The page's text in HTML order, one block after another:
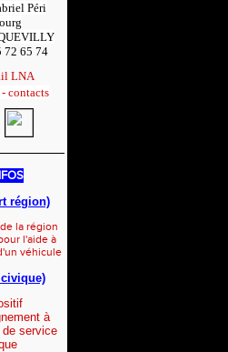
Péri
72 65 74
LNA
contacts1
région)
la région
l'aide à
véhicule
à
de service